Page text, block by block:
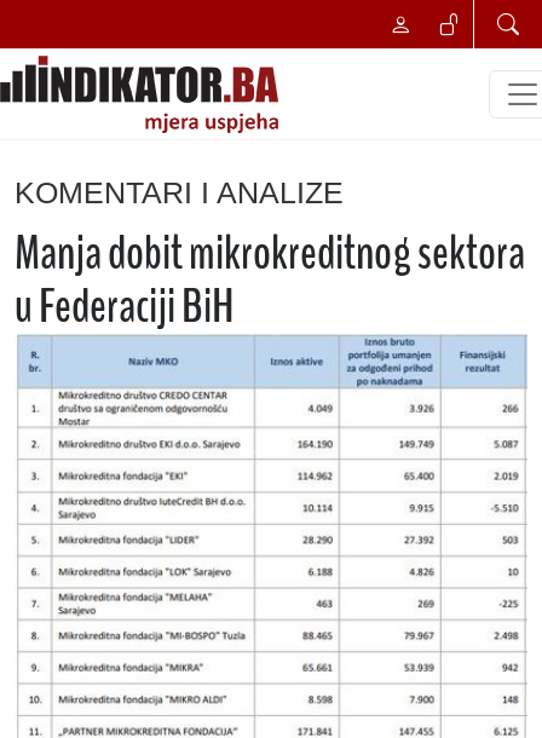
KOMENTARI I ANALIZE
Manja dobit mikrokreditnog sektora
u Federaciji BiH